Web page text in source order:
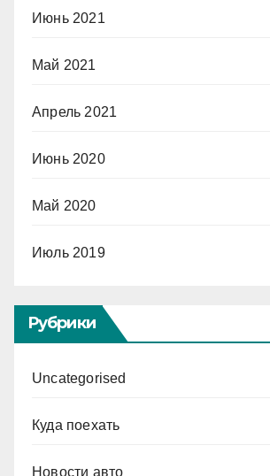
Июнь 2021
Май 2021
Апрель 2021
Июнь 2020
Май 2020
Июль 2019
Рубрики
Uncategorised
Куда поехать
Новости авто